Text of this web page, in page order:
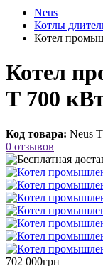
Neus
Котлы
Котел
Котел
Т 700
Код товара: Neus Т
0 отзывов
702 000грн